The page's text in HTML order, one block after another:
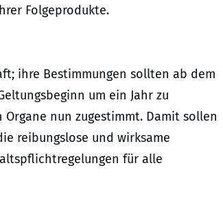
Folgeprodukte.
ihre Bestimmungen sollten ab dem
um ein Jahr zu
Organe nun zugestimmt. Damit sollen
reibungslose und wirksame
für alle